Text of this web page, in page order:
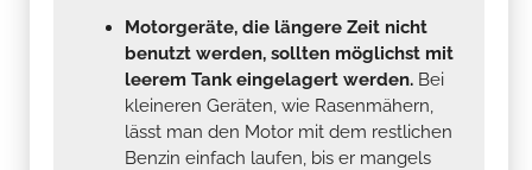
Motorgeräte, die längere Zeit nicht
benutzt werden, sollten möglichst mit
leerem Tank eingelagert werden. Bei
kleineren Geräten, wie Rasenmähern,
lässt man den Motor mit dem restlichen
Benzin einfach laufen, bis er mangels